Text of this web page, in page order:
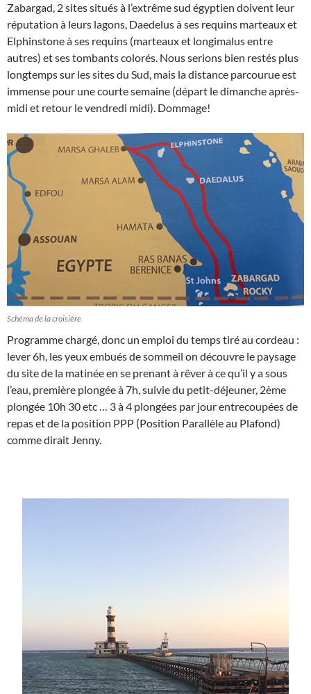
Zabargad, 2 sites situés à l’extrême sud égyptien doivent leur
réputation à leurs lagons, Daedelus à ses requins marteaux et
Elphinstone à ses requins (marteaux et longimalus entre
autres) et ses tombants colorés. Nous serions bien restés plus
longtemps sur les sites du Sud, mais la distance parcourue est
immense pour une courte semaine (départ le dimanche après-
midi et retour le vendredi midi). Dommage!
Schéma de la croisière
Programme chargé, donc un emploi du temps tiré au cordeau :
lever 6h, les yeux embués de sommeil on découvre le paysage
du site de la matinée en se prenant à rêver à ce qu’il y a sous
l’eau, première plongée à 7h, suivie du petit-déjeuner, 2ème
plongée 10h 30 etc … 3 à 4 plongées par jour entrecoupées de
repas et de la position PPP (Position Parallèle au Plafond)
comme dirait Jenny.